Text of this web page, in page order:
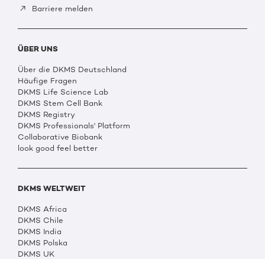
Barriere melden
ÜBER UNS
Über die DKMS Deutschland
Häufige Fragen
DKMS Life Science Lab
DKMS Stem Cell Bank
DKMS Registry
DKMS Professionals' Platform
Collaborative Biobank
look good feel better
DKMS WELTWEIT
DKMS Africa
DKMS Chile
DKMS India
DKMS Polska
DKMS UK